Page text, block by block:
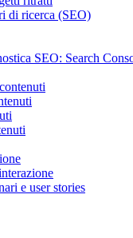
di ricerca (SEO)
SEO: Search
e user stories